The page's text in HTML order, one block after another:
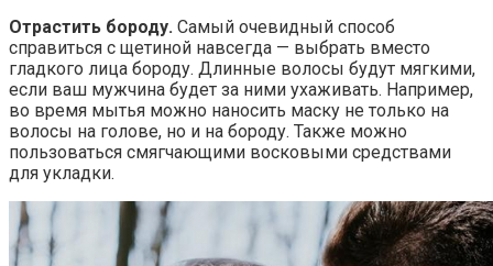
Отрастить бороду. Самый очевидный способ
справиться с щетиной навсегда — выбрать вместо
гладкого лица бороду. Длинные волосы будут мягкими,
если ваш мужчина будет за ними ухаживать. Например,
во время мытья можно наносить маску не только на
волосы на голове, но и на бороду. Также можно
пользоваться смягчающими восковыми средствами
для укладки.